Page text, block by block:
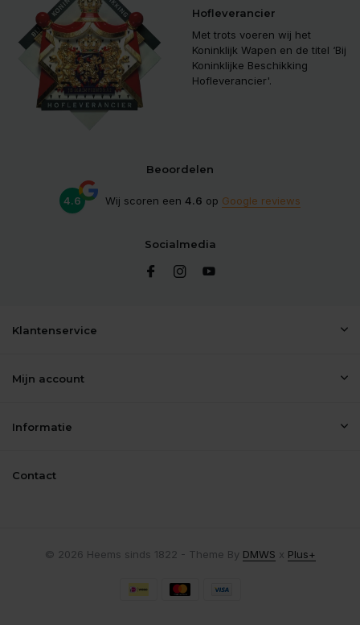
Hofleverancier
Met trots voeren wij het
Koninklijk Wapen en de titel ‘Bij
Koninklijke Beschikking
Hofleverancier'.
Beoordelen
4.6 Wij scoren een 4.6 op Google reviews
Socialmedia
Klantenservice
Mijn account
Informatie
Contact
© 2026 Heems sinds 1822 - Theme By DMWS x Plus+